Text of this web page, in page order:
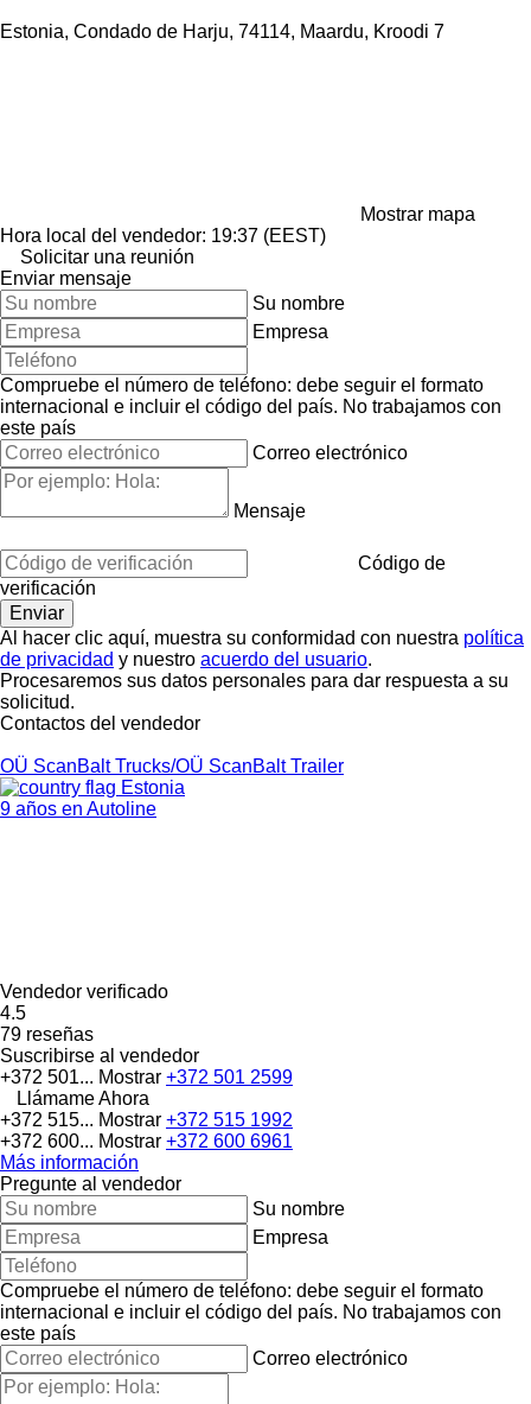
Estonia, Condado de Harju, 74114, Maardu, Kroodi 7
Mostrar mapa
Hora local del vendedor: 19:37 (EEST)
Solicitar una reunión
Enviar mensaje
Su nombre
Empresa
Compruebe el número de teléfono: debe seguir el formato
internacional e incluir el código del país. No trabajamos con
este país
Correo electrónico
Mensaje
Código de
verificación
Al hacer clic aquí, muestra su conformidad con nuestra política
de privacidad y nuestro acuerdo del usuario.
Procesaremos sus datos personales para dar respuesta a su
solicitud.
Contactos del vendedor
OÜ ScanBalt Trucks/OÜ ScanBalt Trailer
Estonia
9 años en Autoline
Vendedor verificado
4.5
79 reseñas
Suscribirse al vendedor
+372 501... Mostrar +372 501 2599
Llámame Ahora
+372 515... Mostrar +372 515 1992
+372 600... Mostrar +372 600 6961
Más información
Pregunte al vendedor
Su nombre
Empresa
Compruebe el número de teléfono: debe seguir el formato
internacional e incluir el código del país. No trabajamos con
este país
Correo electrónico